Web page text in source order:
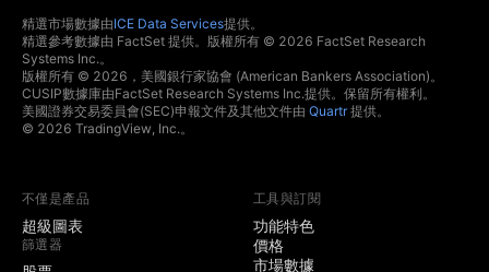
精選市場數據由ICE Data Services提供。
精選參考數據由 FactSet 提供。版權所有 © 2026 FactSet Research
Systems Inc.。
版權所有 © 2026，美國銀行家協會 (American Bankers Association)。
CUSIP數據庫由FactSet Research Systems Inc.提供。保留所有權利。
美國證券交易委員會(SEC)申報文件及其他文件由 Quartr提供。
© 2026 TradingView, Inc.。
不僅是產品
超級圖表
篩選器
工具與訂閱
功能特色
價格
市場數據